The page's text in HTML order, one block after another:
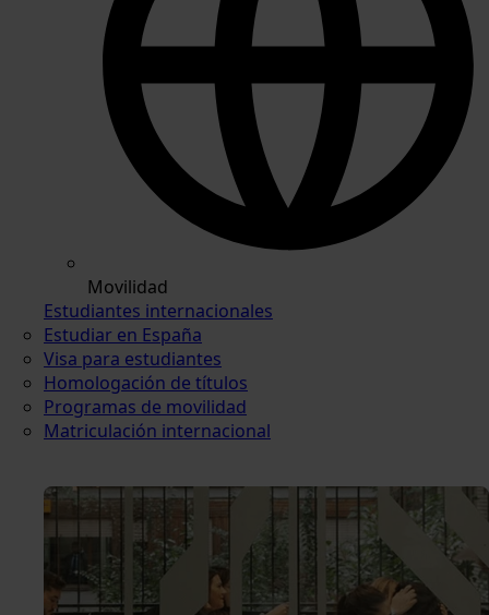
Movilidad
Estudiantes internacionales
Estudiar en España
Visa para estudiantes
Homologación de títulos
Programas de movilidad
Matriculación internacional